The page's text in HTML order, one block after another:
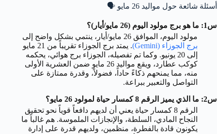
أسئلة شائعة حول مواليد 26 مايو 🗣️
س1: ما هو برج مولود اليوم (26 مايو/أيار)؟
مولود اليوم، الموافق 26 مايو/أيار، ينتمي بشكل واضح إلى
برج الجوزاء (Gemini)
. يمتد برج الجوزاء تقريباً من 21 مايو
إلى 20 يونيو. وكما تم تفصيله، الجوزاء برج هوائي، يحكمه
كوكب عطارد، ويقع مواليد 26 مايو ضمن العشرية الأولى
منه، مما يمنحهم ذكاءً حاداً، فضولاً، وقدرة ممتازة على
التواصل والتعبير ببراعة.
س2: ما الذي يميز الرقم 8 كمسار حياة لمولود 26 مايو؟
الرقم 8 كمسار حياة يعني أن لديهم دافعاً قوياً نحو تحقيق
النجاح المادي، السلطة، والإنجازات الملموسة. هم غالباً ما
يكونون قادة بالفطرة، منظمين، ولديهم قدرة على إدارة